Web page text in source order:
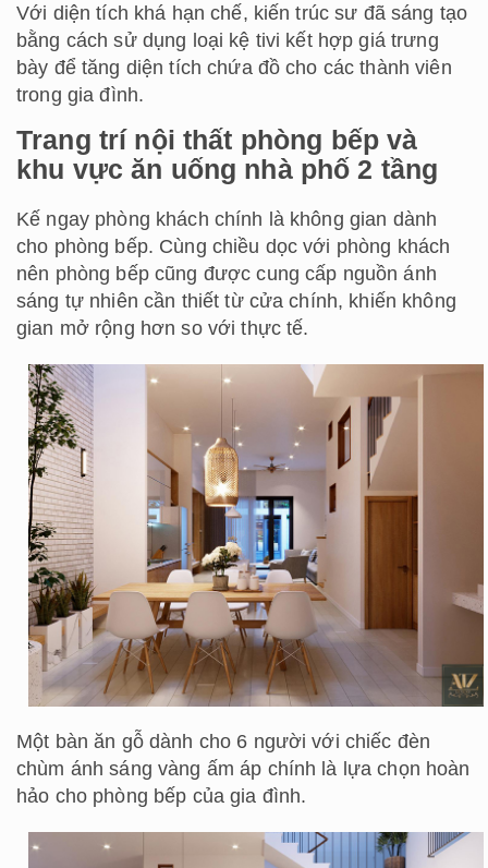
Với diện tích khá hạn chế, kiến trúc sư đã sáng tạo
bằng cách sử dụng loại kệ tivi kết hợp giá trưng
bày để tăng diện tích chứa đồ cho các thành viên
trong gia đình.
Trang trí nội thất phòng bếp và
khu vực ăn uống nhà phố 2 tầng
Kế ngay phòng khách chính là không gian dành
cho phòng bếp. Cùng chiều dọc với phòng khách
nên phòng bếp cũng được cung cấp nguồn ánh
sáng tự nhiên cần thiết từ cửa chính, khiến không
gian mở rộng hơn so với thực tế.
Một bàn ăn gỗ dành cho 6 người với chiếc đèn
chùm ánh sáng vàng ấm áp chính là lựa chọn hoàn
hảo cho phòng bếp của gia đình.